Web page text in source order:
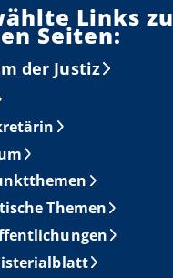
Links zu
Seiten:
der Justiz
Themen